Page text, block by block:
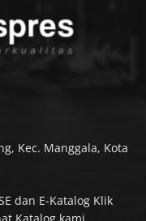
Kec. Manggala, Kota
dan E-Katalog Klik
Katalog kami.